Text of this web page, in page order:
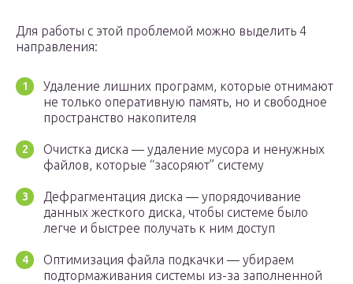
Для работы с этой проблемой можно выделить 4
направления:
Удаление лишних программ, которые отнимают
не только оперативную память, но и свободное
пространство накопителя
Очистка диска — удаление мусора и ненужных
файлов, которые “засоряют” систему
Дефрагментация диска — упорядочивание
данных жесткого диска, чтобы системе было
легче и быстрее получать к ним доступ
Оптимизация файла подкачки — убираем
подтормаживания системы из-за заполненной